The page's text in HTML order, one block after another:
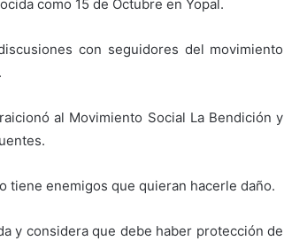
como 15 de Octubre en Yopal.
con seguidores del movimiento
al Movimiento Social La Bendición y
tiene enemigos que quieran hacerle daño.
y considera que debe haber protección de